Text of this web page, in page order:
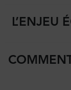
L’ENJEU